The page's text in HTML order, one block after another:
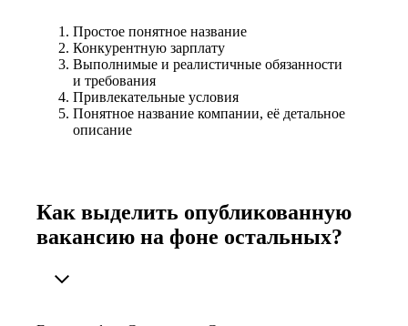
Простое понятное название
Конкурентную зарплату
Выполнимые и реалистичные обязанности
и требования
Привлекательные условия
Понятное название компании, её детальное
описание
Как выделить опубликованную
вакансию на фоне остальных?